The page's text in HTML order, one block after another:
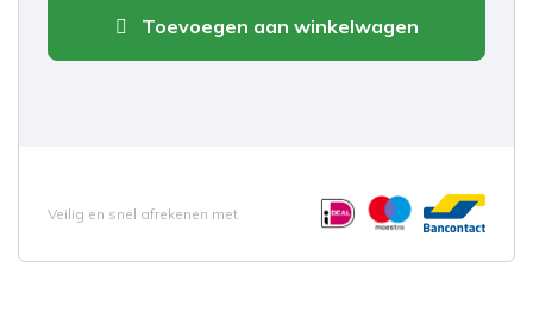
Toevoegen aan winkelwagen
Veilig en snel afrekenen met